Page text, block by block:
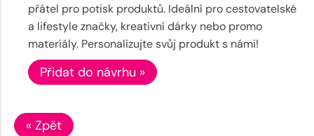
přátel pro potisk produktů. Ideální pro cestovatelské
a lifestyle značky, kreativní dárky nebo promo
materiály. Personalizujte svůj produkt s námi!
Přidat do návrhu »
« Zpět